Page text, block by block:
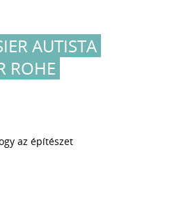
AUTISTA
ROHE
az építészet